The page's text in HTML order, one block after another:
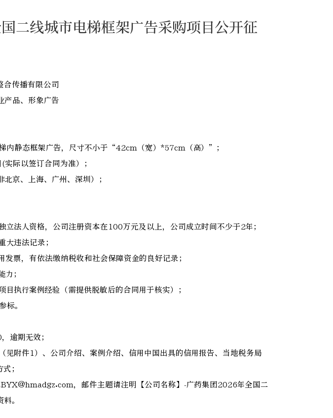
二线城市电梯框架广告采购项目公开征
合传播有限公司
产品、形象广告
内静态框架广告，尺寸不小于“42cm（宽）*57cm（高）”；
际以签订合同为准）；
京、上海、广州、深圳）；
立法人资格，公司注册资本在100万元及以上，公司成立时间不少于2年；
大违法记录；
票，有依法缴纳税收和社会保障资金的良好记录；
力；
执行案例经验（需提供脱敏后的合同用于核实）；
标。
逾期无效；
见附件1）、公司介绍、案例介绍、信用中国出具的信用报告、当地税务局
；
，邮件主题请注明【公司名称】-广药集团2026年全国二
。